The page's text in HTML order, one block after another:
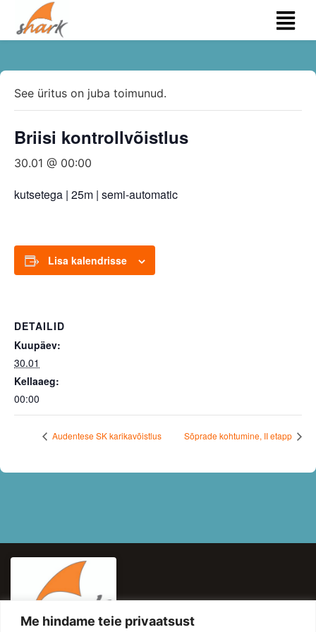
Me hindame teie privaatsust
See üritus on juba toimunud.
Briisi kontrollvõistlus
30.01 @ 00:00
kutsetega | 25m | semi-automatic
Lisa kalendrisse
DETAILID
Kuupäev:
30.01
Kellaaeg:
00:00
Audentese SK karikavõistlus Sõprade kohtumine, II etapp